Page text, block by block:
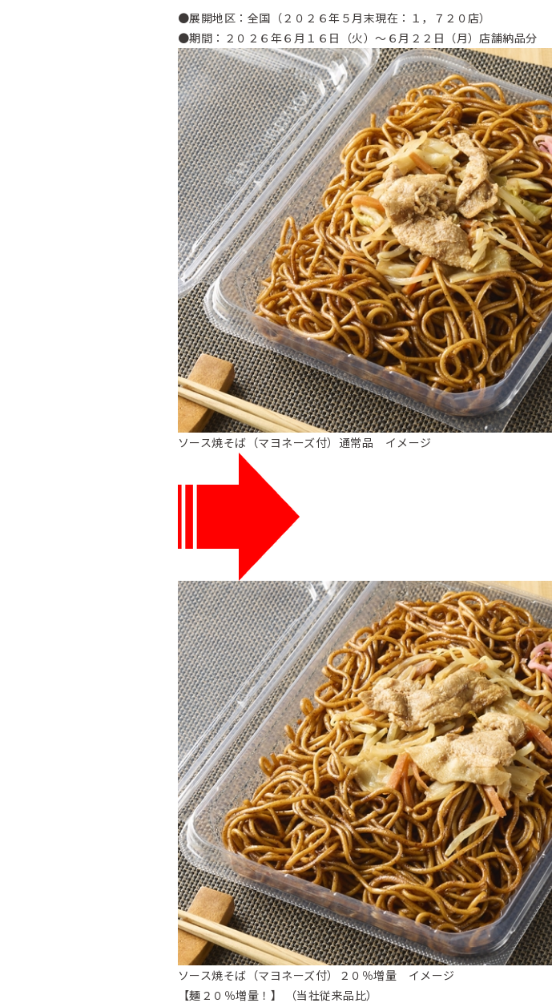
●展開地区：全国（２０２６年５月末現在：１，７２０店）
●期間：２０２６年６月１６日（火）～６月２２日（月）店舗納品分
ソース焼そば（マヨネーズ付）通常品 イメージ
ソース焼そば（マヨネーズ付）２０％増量 イメージ
【麺２０％増量！】 （当社従来品比）